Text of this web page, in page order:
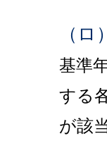
（
基準
する
が該